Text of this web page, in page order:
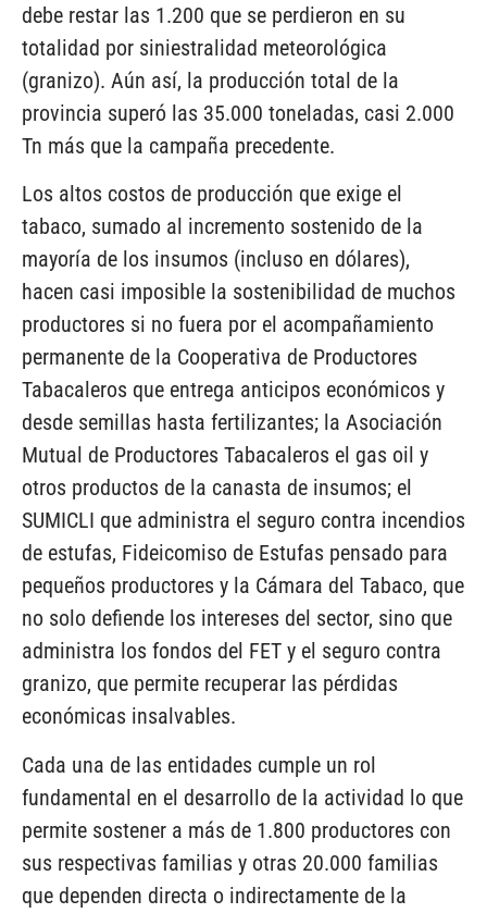
debe restar las 1.200 que se perdieron en su
totalidad por siniestralidad meteorológica
(granizo). Aún así, la producción total de la
provincia superó las 35.000 toneladas, casi 2.000
Tn más que la campaña precedente.
Los altos costos de producción que exige el
tabaco, sumado al incremento sostenido de la
mayoría de los insumos (incluso en dólares),
hacen casi imposible la sostenibilidad de muchos
productores si no fuera por el acompañamiento
permanente de la Cooperativa de Productores
Tabacaleros que entrega anticipos económicos y
desde semillas hasta fertilizantes; la Asociación
Mutual de Productores Tabacaleros el gas oil y
otros productos de la canasta de insumos; el
SUMICLI que administra el seguro contra incendios
de estufas, Fideicomiso de Estufas pensado para
pequeños productores y la Cámara del Tabaco, que
no solo defiende los intereses del sector, sino que
administra los fondos del FET y el seguro contra
granizo, que permite recuperar las pérdidas
económicas insalvables.
Cada una de las entidades cumple un rol
fundamental en el desarrollo de la actividad lo que
permite sostener a más de 1.800 productores con
sus respectivas familias y otras 20.000 familias
que dependen directa o indirectamente de la